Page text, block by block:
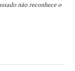
não reconhece o